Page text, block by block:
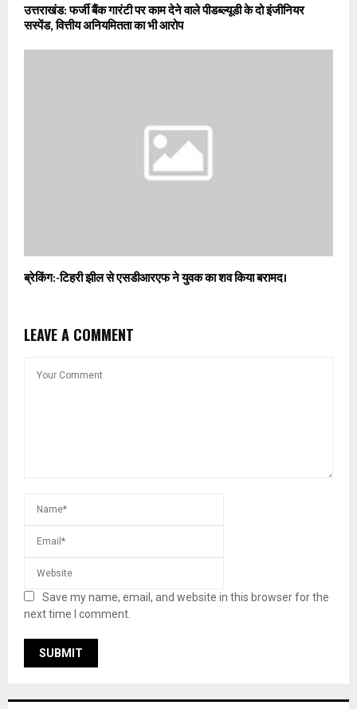
उत्तराखंड: फर्जी बैंक गारंटी पर काम देने वाले पीडब्ल्यूडी के दो इंजीनियर
सस्पेंड, वित्तीय अनियमितता का भी आरोप
ब्रेकिंग:-टिहरी झील से एसडीआरएफ ने युवक का शव किया बरामद।
LEAVE A COMMENT
Save my name, email, and website in this browser for the
next time I comment.